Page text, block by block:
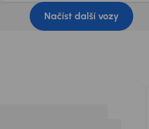
Načíst další vozy